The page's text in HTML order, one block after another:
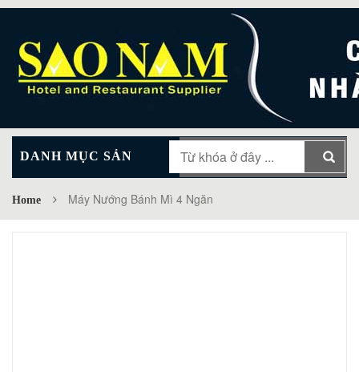
DANH MỤC SẢN
PHẨM
MAIN MENU
Home Máy Nướng Bánh Mì 4 Ngăn